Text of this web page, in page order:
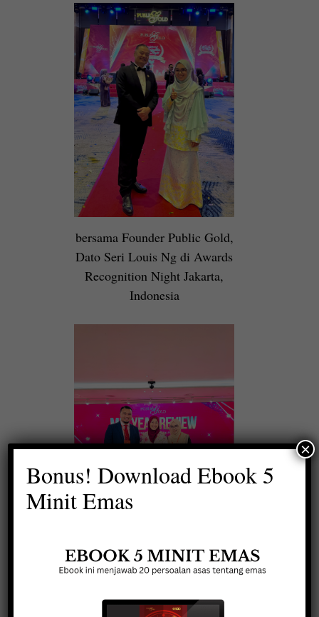
bersama Founder Public Gold,
Dato Seri Louis Ng di Awards
Recognition Night Jakarta,
Indonesia
Bersama mentor Tuan Zulkifli
Shafie, Penulis Buku Wang
Emas dan Misi Bebas Hutang
Bonus! Download Ebook 5
Minit Emas
×